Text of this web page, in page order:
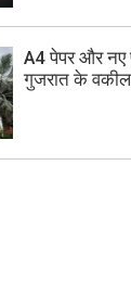
A4 पेपर और नए
गुजरात के